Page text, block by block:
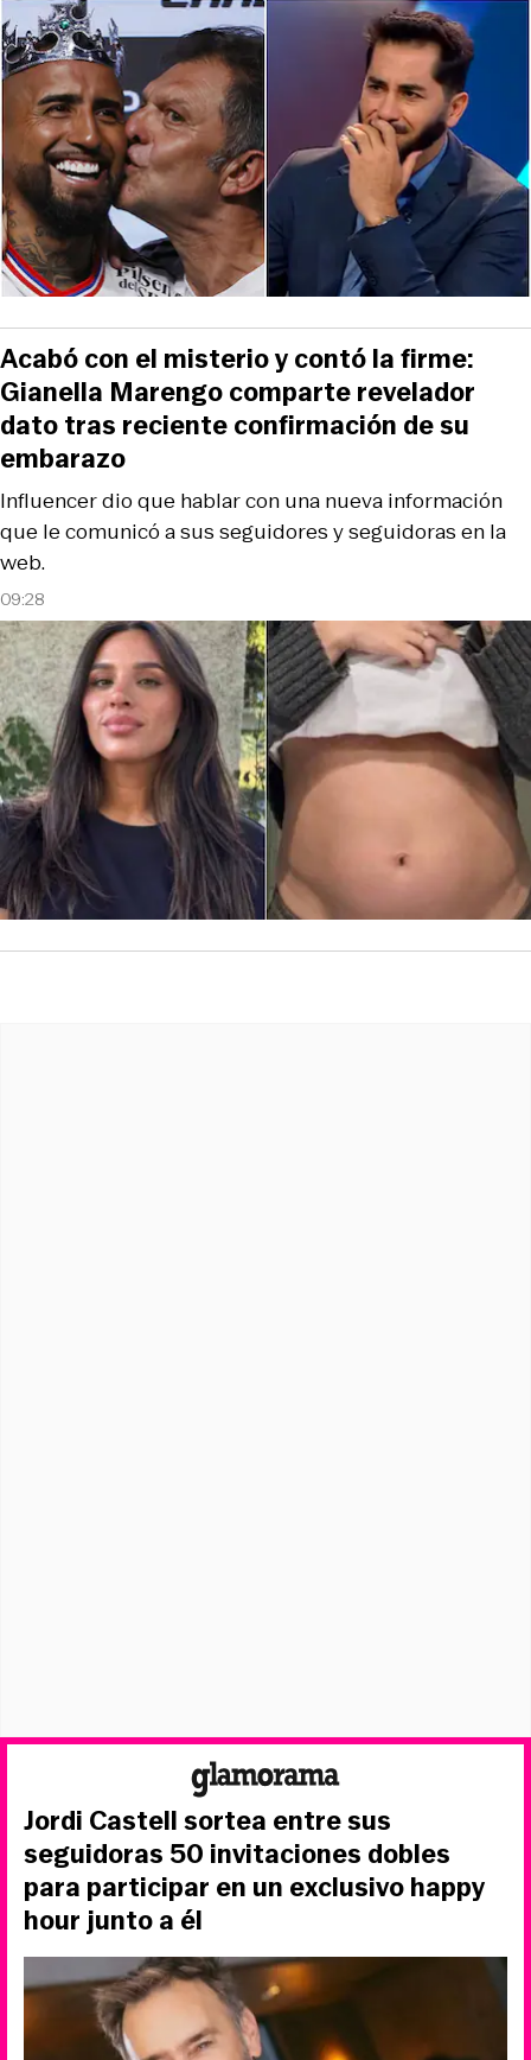
09:28
Influencer dio que hablar con una nueva información
que le comunicó a sus seguidores y seguidoras en la
web.
Acabó con el misterio y contó la firme:
Gianella Marengo comparte revelador
dato tras reciente confirmación de su
embarazo
Jordi Castell sortea entre sus
seguidoras 50 invitaciones dobles
para participar en un exclusivo happy
hour junto a él